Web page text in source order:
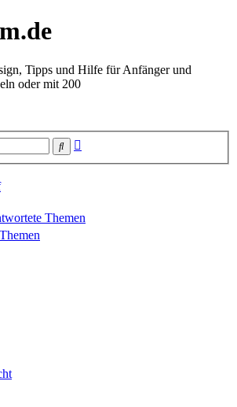
Tipps und Hilfe für Anfänger und
oder mit 200
Suche
Themen